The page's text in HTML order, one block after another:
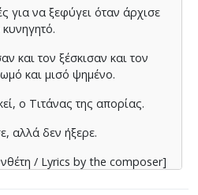
για να ξεφύγει όταν άρχισε
κυνηγητό.
και τον ξέσκισαν και τον
και μισό ψημένο.
ο Τιτάνας της απορίας.
αλλά δεν ήξερε.
/ Lyrics by the composer]